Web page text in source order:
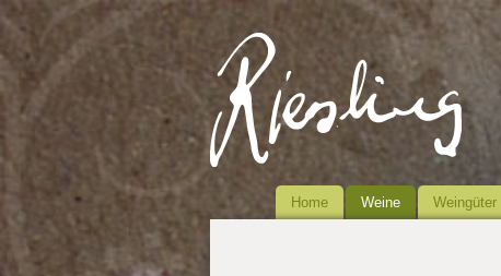
Home Weine Weingüter